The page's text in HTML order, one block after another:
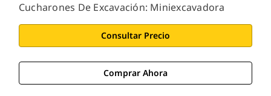
Cucharones De Excavación: Miniexcavadora
Consultar Precio
Comprar Ahora